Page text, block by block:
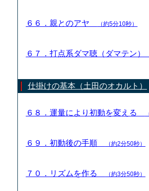
６６．親とのアヤ （約5分10秒）
６７．打点系ダマ聴（ダマテン）
仕掛けの基本（土田のオカルト）
６８．運量により初動を変える
６９．初動後の手順 （約2分50秒）
７０．リズムを作る （約3分50秒）